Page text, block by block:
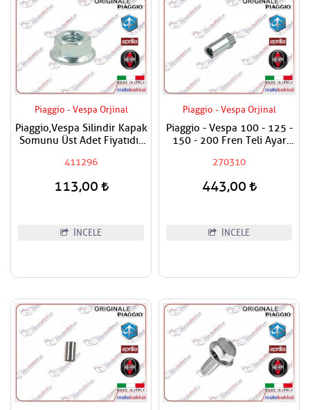
Piaggio - Vespa Orjinal
Piaggio,Vespa Silindir Kapak
Somunu Üst Adet Fiyatıdır
411296
113,00
İNCELE
Piaggio - Vespa Orjinal
Piaggio - Vespa 100 - 125 -
150 - 200 Fren Teli Ayar
270310
443,00
İNCELE